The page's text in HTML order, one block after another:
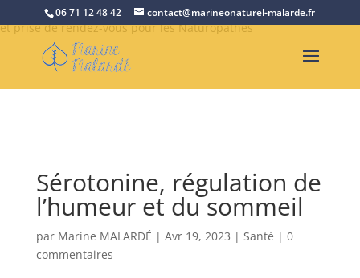
Retrouvez Marine Malardé sur Resalib : annuaire, référencement
et prise de rendez-vous pour les Naturopathes
06 71 12 48 42 contact@marineonaturel-malarde.fr
Sérotonine, régulation de
l’humeur et du sommeil
par Marine MALARDÉ | Avr 19, 2023 | Santé | 0
commentaires